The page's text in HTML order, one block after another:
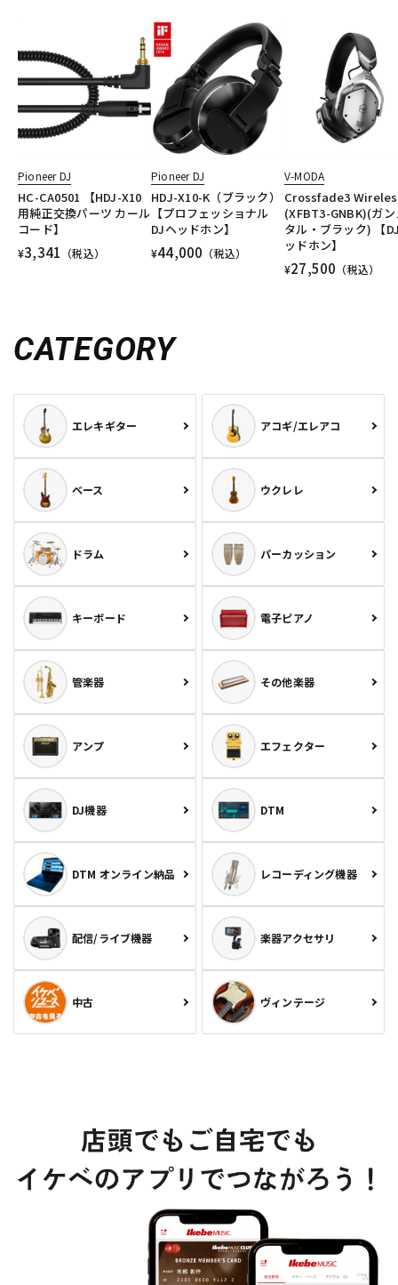
Pioneer DJ
HC-CA0501 【HDJ-X10
用純正交換パーツ カール
コード】
¥3,341 （税込）
Pioneer DJ
HDJ-X10-K（ブラック）
【プロフェッショナル
DJヘッドホン】
¥44,000 （税込）
V-MODA
Crossfade3
(XFBT3-GNBK)(ガン
タル・ブラック) 【
ッドホン】
¥27,500 （税込）
CATEGORY
エレキギター アコギ/エレアコ
ベース ウクレレ
ドラム パーカッション
キーボード 電子ピアノ
管楽器 その他楽器
アンプ エフェクター
DJ機器 DTM
DTM オンライン納品 レコーディング機器
配信/ライブ機器 楽器アクセサリ
中古 ヴィンテージ